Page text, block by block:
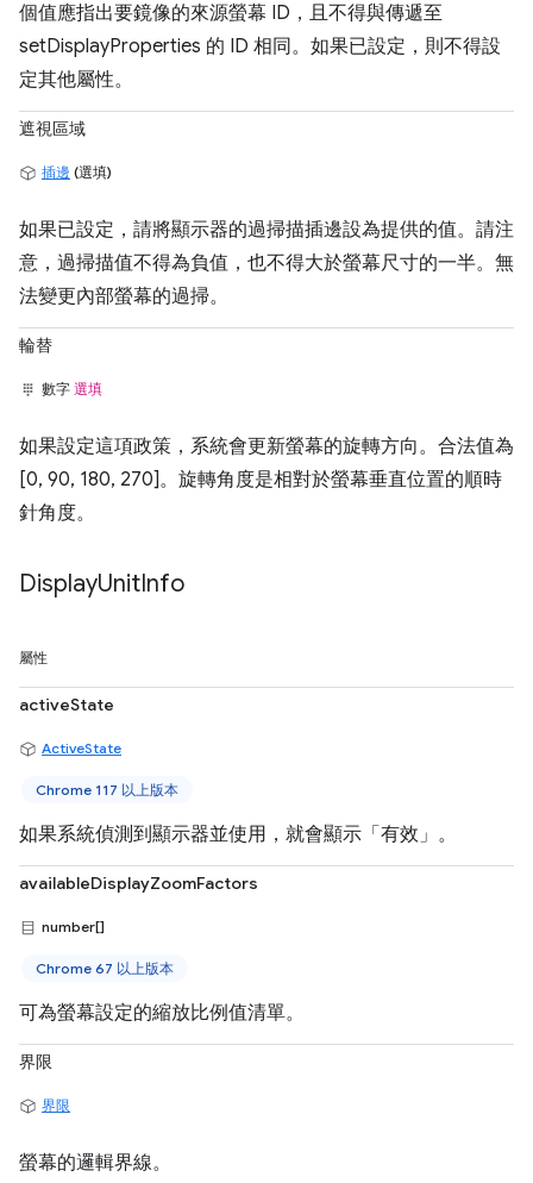
個值應指出要鏡像的來源螢幕 ID，且不得與傳遞至
setDisplayProperties 的 ID 相同。如果已設定，則不得設
定其他屬性。
遮視區域
插邊 (選填)
如果已設定，請將顯示器的過掃描插邊設為提供的值。請注
意，過掃描值不得為負值，也不得大於螢幕尺寸的一半。無
法變更內部螢幕的過掃。
輪替
數字 選填
如果設定這項政策，系統會更新螢幕的旋轉方向。合法值為
[0, 90, 180, 270]。旋轉角度是相對於螢幕垂直位置的順時
針角度。
DisplayUnitInfo
屬性
activeState
ActiveState
Chrome 117 以上版本
如果系統偵測到顯示器並使用，就會顯示「有效」。
availableDisplayZoomFactors
number[]
Chrome 67 以上版本
可為螢幕設定的縮放比例值清單。
界限
界限
螢幕的邏輯界線。